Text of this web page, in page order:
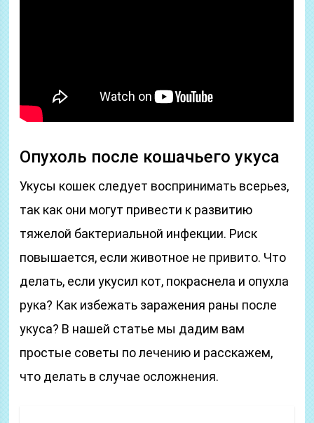
Опухоль после кошачьего укуса
Укусы кошек следует воспринимать всерьез,
так как они могут привести к развитию
тяжелой бактериальной инфекции. Риск
повышается, если животное не привито. Что
делать, если укусил кот, покраснела и опухла
рука? Как избежать заражения раны после
укуса? В нашей статье мы дадим вам
простые советы по лечению и расскажем,
что делать в случае осложнения.